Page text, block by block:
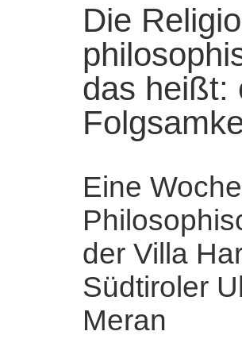
Die
das heißt:
Eine
der Villa
Südtiroler
Meran